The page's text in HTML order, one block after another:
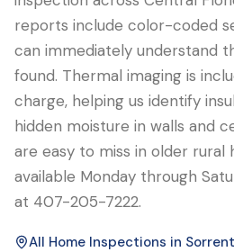
reports include color-coded
can immediately understand
found. Thermal imaging is
charge, helping us identify
hidden moisture in walls and
are easy to miss in older rural
available Monday through
at 407-205-7222.
All Home Inspections in